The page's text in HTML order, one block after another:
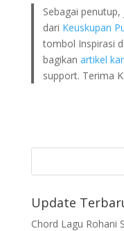
Sebagai
dari Keuskupan
tombol Inspirasi
bagikanartikel
support. Terima
Update
Chord Lagu Rohani